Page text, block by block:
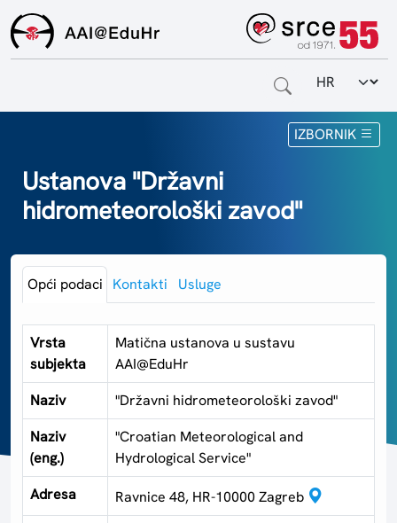
Odabir
IZBORNIK
Za krajnje korisnike
Za davatelje usluga
Za matične ustanove
O sustavu
Kontakt
Ustanova "Državni
hidrometeorološki zavod"
Opći podaci Kontakti Usluge
Vrsta
subjekta
Matična ustanova u sustavu
AAI@EduHr
Naziv
"Državni hidrometeorološki zavod"
Naziv
(eng.)
"Croatian Meteorological and
Hydrological Service"
Adresa
Ravnice 48, HR-10000 Zagreb